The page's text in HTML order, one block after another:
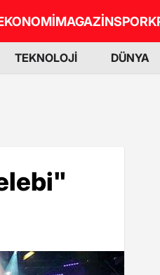
MAGAZİNSPOR
TEKNOLOJİ DÜNYA